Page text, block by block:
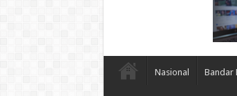
Nasional Bandar